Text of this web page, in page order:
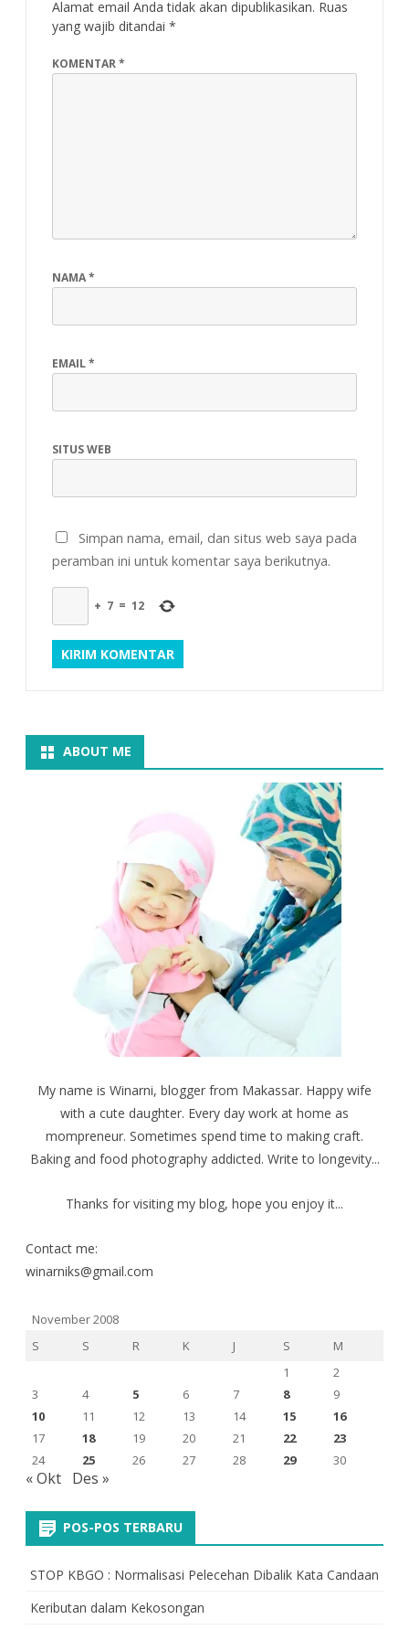
Alamat email Anda tidak akan dipublikasikan. Ruas
yang wajib ditandai *
KOMENTAR*
NAMA*
EMAIL*
SITUS WEB
Simpan nama, email, dan situs web saya pada
peramban ini untuk komentar saya berikutnya.
+ 7 = 12
ABOUT ME
My name is Winarni, blogger from Makassar. Happy wife
with a cute daughter. Every day work at home as
mompreneur. Sometimes spend time to making craft.
Baking and food photography addicted. Write to longevity...
Thanks for visiting my blog, hope you enjoy it...
Contact me:
winarniks@gmail.com
November 2008
S
S R K J S
M
1
2
3
4 5 6 7 8
9
10
11 12 13 14 15
16
17
18 19 20 21 22
23
24
25 26 27 28 29 30
« Okt Des »
POS-POS TERBARU
STOP KBGO : Normalisasi Pelecehan Dibalik Kata Candaan
Keributan dalam Kekosongan